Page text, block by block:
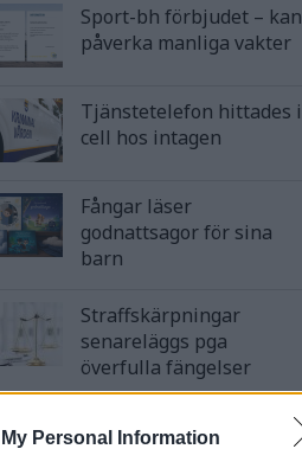
Personal Information
Sport-bh förbjudet – kan
påverka manliga vakter
Tjänstetelefon hittades i
cell hos intagen
Fångar läser
godnattsagor för sina
barn
Straffskärpningar
senareläggs pga
överfulla fängelser